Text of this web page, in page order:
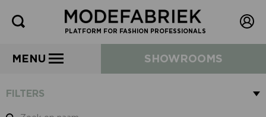
PLATFORM FOR FASHION PROFESSIONALS
MENU SHOWROOMS
FILTERS